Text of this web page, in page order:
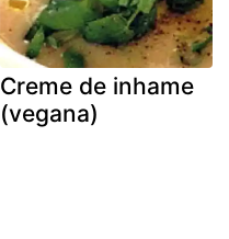
Creme de inhame
(vegana)